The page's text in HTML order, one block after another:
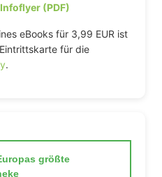
Infoflyer (PDF)
eBooks für 3,99 EUR ist
für die
.
größte